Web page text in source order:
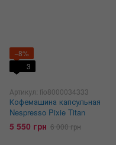
−8%
3
Артикул: fio8000034333
Кофемашина капсульная
Nespresso Pixie Titan
5 550 грн 6 000 грн